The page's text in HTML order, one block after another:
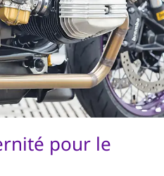
pour le